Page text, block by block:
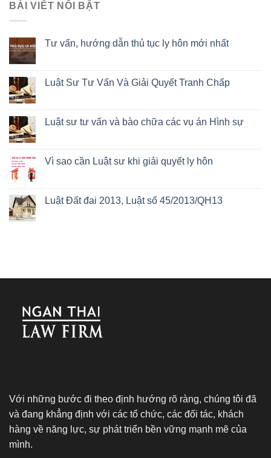
BÀI VIẾT NỔI BẬT
Tư vấn, hướng dẫn thủ tục ly hôn mới nhất
Luật Sư Tư Vấn Và Giải Quyết Tranh Chấp
Luật sư tư vấn và bào chữa các vụ án Hình sự
Vì sao cần Luật sư khi giải quyết ly hôn
Luật Đất đai 2013, Luật số 45/2013/QH13
Với những bước đi theo định hướng rõ ràng, chúng tôi đã
và đang khẳng định với các tổ chức, các đối tác, khách
hàng về năng lực, sự phát triển bền vững mạnh mẽ của
mình.